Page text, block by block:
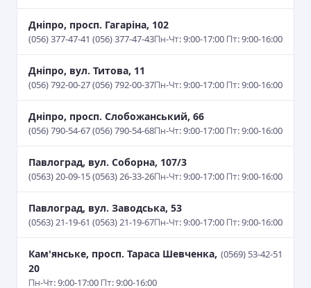
Дніпро, просп. Гагаріна, 102
(056) 377-47-41 (056) 377-47-43Пн-Чт: 9:00-17:00 Пт: 9:00-16:00
Дніпро, вул. Титова, 11
(056) 792-00-27 (056) 792-00-37Пн-Чт: 9:00-17:00 Пт: 9:00-16:00
Дніпро, просп. Слобожанський, 66
(056) 790-54-67 (056) 790-54-68Пн-Чт: 9:00-17:00 Пт: 9:00-16:00
Павлоград, вул. Соборна, 107/3
(0563) 20-09-15 (0563) 26-33-26Пн-Чт: 9:00-17:00 Пт: 9:00-16:00
Павлоград, вул. Заводська, 53
(0563) 21-19-61 (0563) 21-19-67Пн-Чт: 9:00-17:00 Пт: 9:00-16:00
Кам'янське, просп. Тараса Шевченка,
20
(0569) 53-42-51
Пн-Чт: 9:00-17:00 Пт: 9:00-16:00